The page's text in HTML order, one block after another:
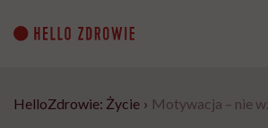
content
HelloZdrowie: Życie › Motywacja – nie